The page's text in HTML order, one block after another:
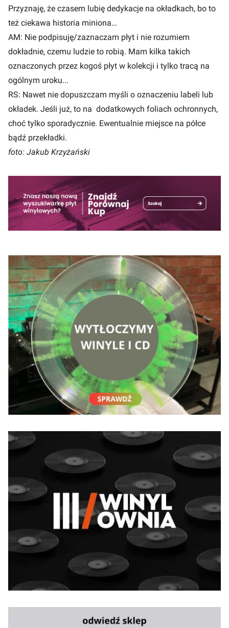
Przyznaję, że czasem lubię dedykacje na okładkach, bo to
też ciekawa historia miniona…
AM: Nie podpisuję/zaznaczam płyt i nie rozumiem
dokładnie, czemu ludzie to robią. Mam kilka takich
oznaczonych przez kogoś płyt w kolekcji i tylko tracą na
ogólnym uroku...
RS: Nawet nie dopuszczam myśli o oznaczeniu labeli lub
okładek. Jeśli już, to na dodatkowych foliach ochronnych,
choć tylko sporadycznie. Ewentualnie miejsce na półce
bądź przekładki.
foto: Jakub Krzyżański